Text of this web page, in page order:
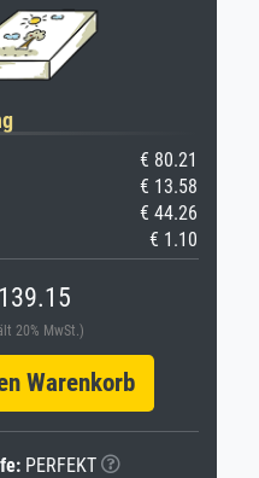
€ 80.21
€ 13.58
€ 44.26
€ 1.10
20% MwSt.)
Warenkorb
PERFEKT